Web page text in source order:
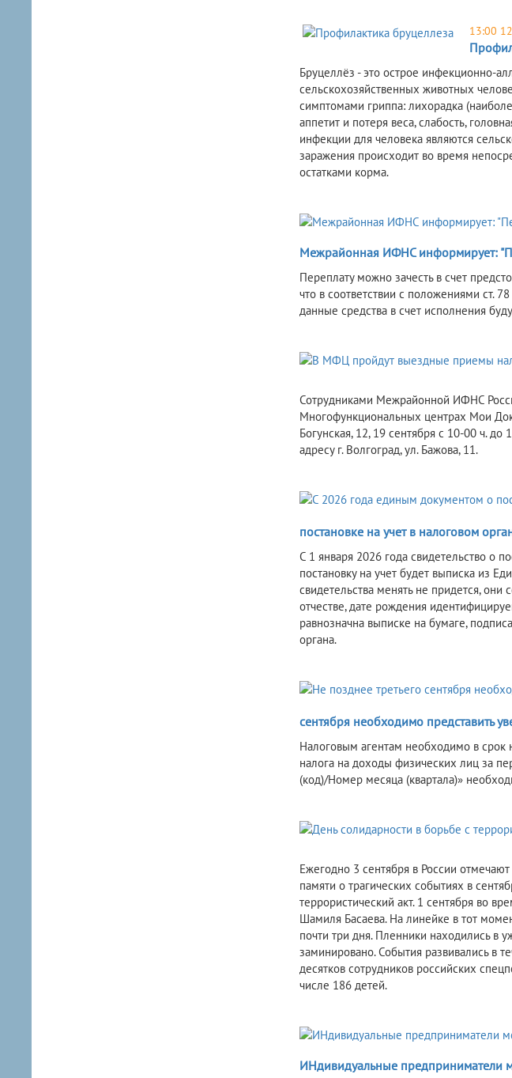
13:00
Бруцеллёз - это острое инфекционно-
сельскохозяйственных животных
симптомами гриппа: лихорадка
аппетит и потеря веса, слабость,
инфекции для человека являются
заражения происходит во время
остатками корма.
Межрайонная ИФНС информирует:
Переплату можно зачесть в счет
что в соответствии с положениями ст.
данные средства в счет исполнения
Сотрудниками Межрайонной ИФНС
Многофункциональных центрах Мои
Богунская, 12, 19 сентября с 10-00 ч.
адресу г. Волгоград, ул. Бажова, 11.
постановке на учет в налоговом
С 1 января 2026 года свидетельство о
постановку на учет будет выписка из
свидетельства менять не придется,
отчестве, дате рождения
равнозначна выписке на бумаге,
органа.
сентября необходимо представить
Налоговым агентам необходимо в срок
налога на доходы физических лиц за
(код)/Номер месяца (квартала)»
Ежегодно 3 сентября в России
памяти о трагических событиях в
террористический акт. 1 сентября во
Шамиля Басаева. На линейке в тот
почти три дня. Пленники находились в
заминировано. События развивались в
десятков сотрудников российских
числе 186 детей.
ИНдивидуальные предприниматели